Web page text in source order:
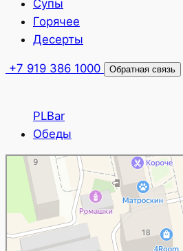
Супы
Горячее
Десерты
+7 919 386 1000 Обратная связь
PLBar
Обеды